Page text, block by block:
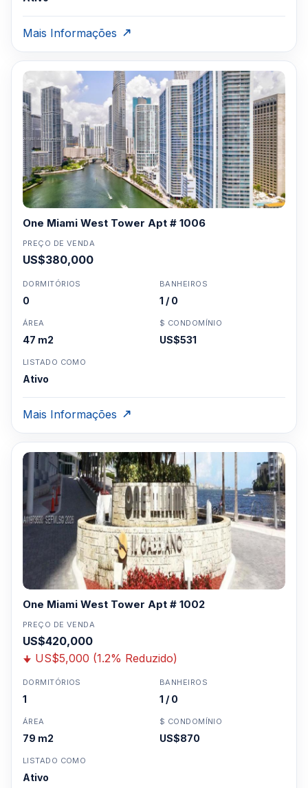
Mais Informações
One Miami West Tower Apt # 1006
PREÇO DE VENDA
US$380,000
DORMITÓRIOS
0
BANHEIROS
1 / 0
ÁREA
47 m2
$ CONDOMÍNIO
US$531
LISTADO COMO
Ativo
Mais Informações
One Miami West Tower Apt # 1002
PREÇO DE VENDA
US$420,000
US$5,000 (1.2% Reduzido)
DORMITÓRIOS
1
BANHEIROS
1 / 0
ÁREA
79 m2
$ CONDOMÍNIO
US$870
LISTADO COMO
Ativo